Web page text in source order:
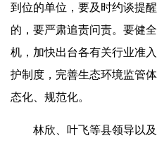
到位的单位，要及时约谈提
的，要严肃追责问责。要健
机，加快出台各有关行业准
护制度，完善生态环境监管
态化、规范化。
林欣、叶飞等县领导以及